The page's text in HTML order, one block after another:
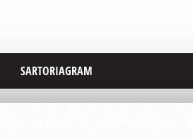
SARTORIAGRAM